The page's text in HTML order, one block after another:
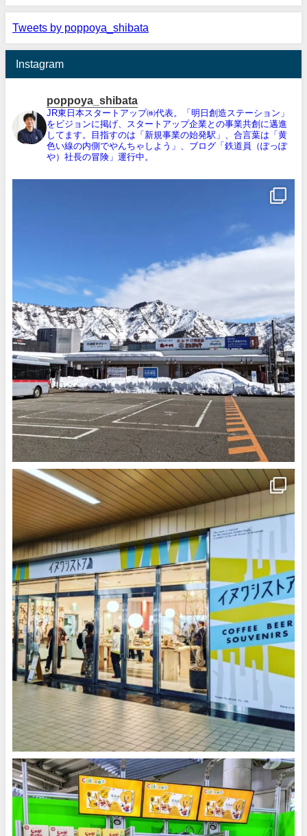
Tweets by poppoya_shibata
Instagram
poppoya_shibata
JR東日本スタートアップ㈱代表。「明日創造ステーション」
をビジョンに掲げ、スタートアップ企業との事業共創に邁進
してます。目指すのは「新規事業の始発駅」、合言葉は「黄
色い線の内側でやんちゃしよう」、ブログ「鉄道員（ぽっぽ
や）社長の冒険」運行中。